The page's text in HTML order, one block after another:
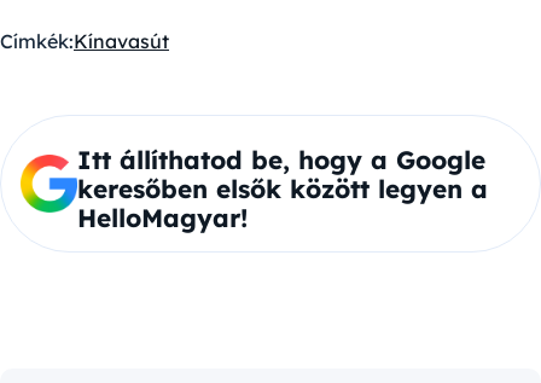
Címkék:Kínavasút
Itt állíthatod be, hogy a Google
keresőben elsők között legyen a
HelloMagyar!